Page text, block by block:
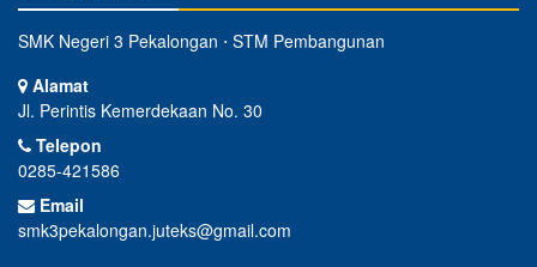
SMK Negeri 3 Pekalongan ⋅ STM Pembangunan
Alamat
Jl. Perintis Kemerdekaan No. 30
Telepon
0285-421586
Email
smk3pekalongan.juteks@gmail.com